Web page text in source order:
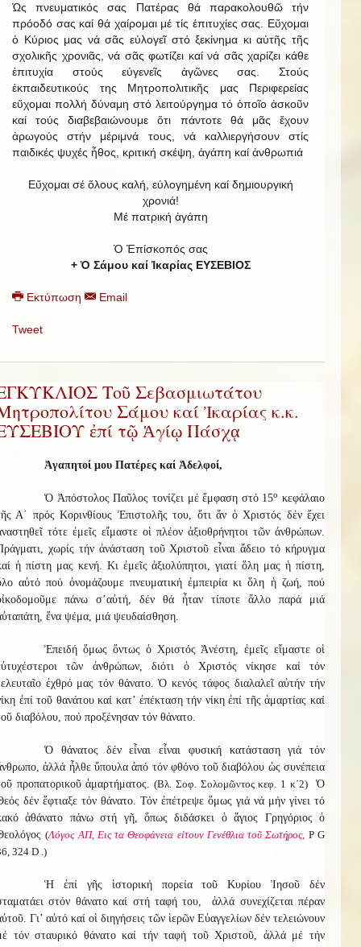
Ὡς πνευματικός σας Πατέρας θά παρακολουθῶ τήν
πρόοδό σας καί θά χαίρομαι μέ τίς ἐπιτυχίες σας. Εὔχομαι
ὁ Κύριος μας νά σᾶς εὐλογεῖ στό ξεκίνημα κι αὐτῆς τῆς
σχολικῆς χρονιᾶς, νά σᾶς φωτίζει καί νά σᾶς χαρίζει κάθε
ἐπιτυχία στούς εὐγενεῖς ἀγῶνες σας. Στούς
ἐκπαιδευτικούς της Μητροπολιτικῆς μας Περιφερείας
εὔχομαι πολλή δύναμη στό λειτούργημα τό ὁποῖο ἀσκοῦν
καί τούς διαβεβαιώνουμε ὅτι πάντοτε θά μᾶς ἔχουν
ἀρωγούς στήν μέριμνά τους, νά καλλιεργήσουν στίς
παιδικές ψυχές ἦθος, κριτική σκέψη, ἀγάπη καί ἀνθρωπιά
Εὔχομαι σέ ὅλους καλή, εὐλογημένη καί δημιουργική
χρονιά!
Μέ πατρική ἀγάπη
Ὁ Ἐπίσκοπός σας
+ Ὁ Σάμου καί Ἰκαρίας ΕΥΣΕΒΙΟΣ
Εκτύπωση Email
Tweet
Τοῦ Σεβασμιωτάτου
Σάμου καί Ἰκαρίας κ.κ.
ἐπί τῷ Ἁγίῳ Πάσχᾳ
Ἀγαπητοί μου Πατέρες καί Ἀδελφοί,
Ὁ Ἀπόστολος Παῦλος τονίζει μέ ἔμφαση στό 15ο κεφάλαιο
Α΄ πρός Κορινθίους Ἐπιστολῆς του, ὅτι ἄν ὁ Χριστός δέν ἔχει
τότε ἐμεῖς εἴμαστε οἱ πλέον ἀξιοθρήνητοι τῶν ἀνθρώπων.
χωρίς τήν ἀνάσταση τοῦ Χριστοῦ εἶναι ἄδειο τό κήρυγμα
ἡ πίστη μας κενή. Κι ἐμεῖς ἀξιολύπητοι, γιατί ὅλη μας ἡ πίστη,
αὐτό πού ὀνομάζουμε πνευματική ἐμπειρία κι ὅλη ἡ ζωή, πού
πάνω σ’αὐτή, δέν θά ἦταν τίποτε ἄλλο παρά μιά
ἕνα ψέμα, μιά ψευδαίσθηση.
Ἐπειδή ὅμως ὄντως ὁ Χριστός Ἀνέστη, ἐμεῖς εἴμαστε οἱ
τῶν ἀνθρώπων, διότι ὁ Χριστός νίκησε καί τόν
ἐχθρό μας τόν θάνατο. Ὁ κενός τάφος διαλαλεῖ αὐτήν τήν
ἐπί τοῦ θανάτου καί κατ’ ἐπέκταση τήν νίκη ἐπί τῆς ἁμαρτίας καί
διαβόλου, πού προξένησαν τόν θάνατο.
Ὁ θάνατος δέν εἶναι εἶναι φυσική κατάσταση γιά τόν
ἀλλά ἦλθε ὕπουλα ἀπό τόν φθόνο τοῦ διαβόλου ὡς συνέπεια
προπατορικοῦ ἁμαρτήματος. (Βλ. Σοφ. Σολομῶντος κεφ. 1 κ΄2)
Ὁ
δέν ἔφτιαξε τόν θάνατο. Τόν ἐπέτρεψε ὅμως γιά νά μήν γίνει τό
ἀθάνατο πάνω στή γῆ, ὅπως διδάσκει ὁ ἅγιος Γρηγόριος ὁ
(Λόγος ΑΠ, Εις τα Θεοφάνεια είτουν Γενέθλια τοῦ Σωτήρος, Ρ G
324 D .)
Ἡ ἐπί γῆς ἱστορική πορεία τοῦ Κυρίου Ἰησοῦ δέν
στόν θάνατο καί στή ταφή του, ἀλλά συνεχίζεται πέραν
Γι’ αὐτό καί οἱ διηγήσεις τῶν ἱερῶν Εὐαγγελίων δέν τελειώνουν
τόν σταυρικό θάνατο καί τήν ταφή τοῦ Χριστοῦ, ἀλλά μέ τήν